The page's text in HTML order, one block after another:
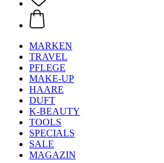
MARKEN
TRAVEL
PFLEGE
MAKE-UP
HAARE
DUFT
K-BEAUTY
TOOLS
SPECIALS
SALE
MAGAZIN